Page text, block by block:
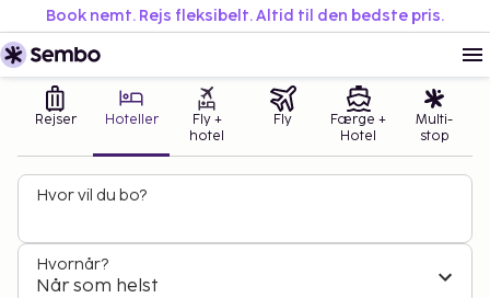
Book nemt. Rejs fleksibelt. Altid til den bedste pris.
Rejser Hoteller
Fly +
hotel
Fly
Færge +
Hotel
Multi-
stop
Hvor vil du bo?
Hvornår?
Når som helst